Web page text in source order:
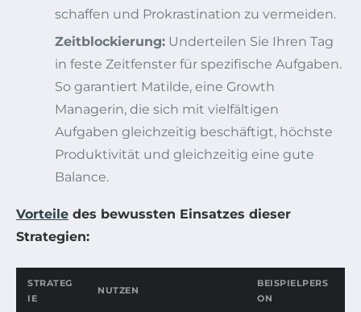
schaffen und Prokrastination zu vermeiden.
Zeitblockierung: Underteilen Sie Ihren Tag
in feste Zeitfenster für spezifische Aufgaben.
So garantiert Matilde, eine Growth
Managerin, die sich mit vielfältigen
Aufgaben gleichzeitig beschäftigt, höchste
Produktivität und gleichzeitig eine gute
Balance.
Vorteile des bewussten Einsatzes dieser
Strategien:
STRATEG
IE
NUTZEN
BEISPIELPERS
ON